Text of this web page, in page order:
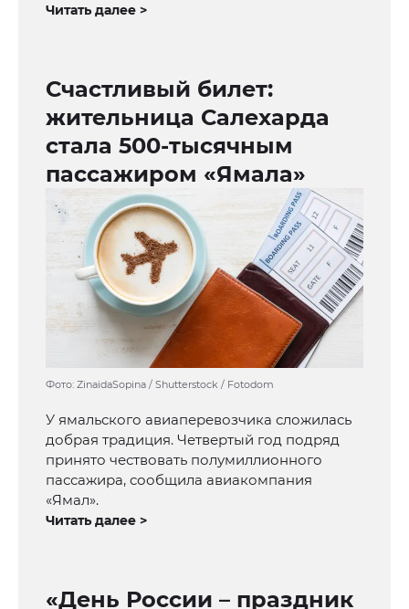
Читать далее >
Счастливый билет:
жительница Салехарда
стала 500-тысячным
пассажиром «Ямала»
Фото: ZinaidaSopina / Shutterstock / Fotodom
У ямальского авиаперевозчика сложилась
добрая традиция. Четвертый год подряд
принято чествовать полумиллионного
пассажира, сообщила авиакомпания
«Ямал».
Читать далее >
«День России – праздник